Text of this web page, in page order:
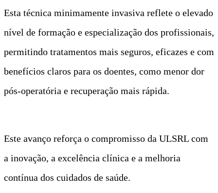
Esta técnica minimamente invasiva reflete o elevado
nível de formação e especialização dos profissionais,
permitindo tratamentos mais seguros, eficazes e com
benefícios claros para os doentes, como menor dor
pós-operatória e recuperação mais rápida.
Este avanço reforça o compromisso da ULSRL com
a inovação, a excelência clínica e a melhoria
contínua dos cuidados de saúde.